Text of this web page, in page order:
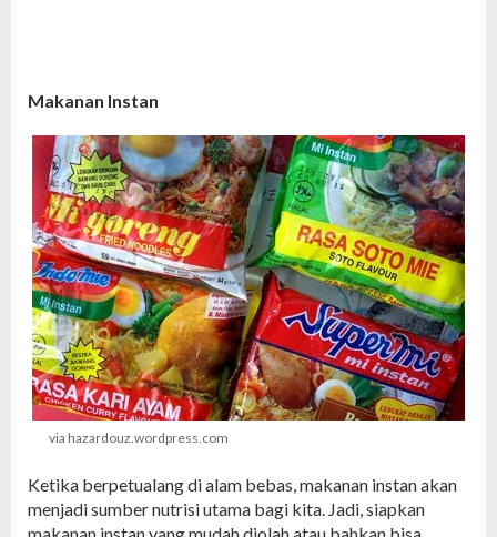
Makanan Instan
via hazardouz.wordpress.com
Ketika berpetualang di alam bebas, makanan instan akan
menjadi sumber nutrisi utama bagi kita. Jadi, siapkan